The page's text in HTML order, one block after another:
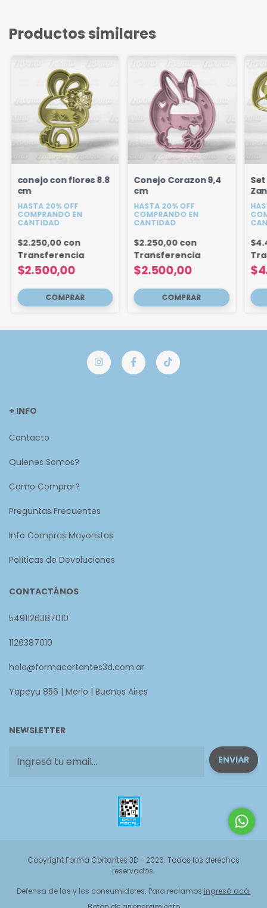
Productos similares
conejo con flores 8.8
cm
HASTA 20% OFF
COMPRANDO EN
CANTIDAD
$2.500,00
$2.250,00 con
Transferencia
Conejo Corazon 9,4
cm
HASTA 20% OFF
COMPRANDO EN
CANTIDAD
$2.500,00
$2.250,00 con
Transferencia
+ INFO
Contacto
Quienes Somos?
Como Comprar?
Preguntas Frecuentes
Info Compras Mayoristas
Políticas de Devoluciones
CONTACTÁNOS
5491126387010
1126387010
hola@formacortantes3d.com.ar
Yapeyu 856 | Merlo | Buenos Aires
NEWSLETTER
Copyright Forma Cortantes 3D - 2026. Todos los derechos
reservados.
Defensa de las y los consumidores. Para reclamos ingresá acá.